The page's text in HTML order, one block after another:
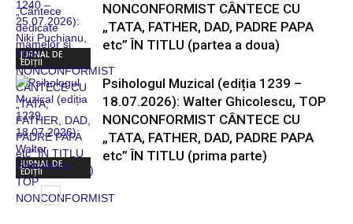
JURNAL DE
EDIȚII
JURNAL DE
EDIȚII
NONCONFORMIST CÂNTECE CU
„TATA, FATHER, DAD, PADRE PAPA
etc” ÎN TITLU (partea a doua)
Psihologul Muzical (ediția 1239 –
18.07.2026): Walter Ghicolescu, TOP
NONCONFORMIST CÂNTECE CU
„TATA, FATHER, DAD, PADRE PAPA
etc” ÎN TITLU (prima parte)